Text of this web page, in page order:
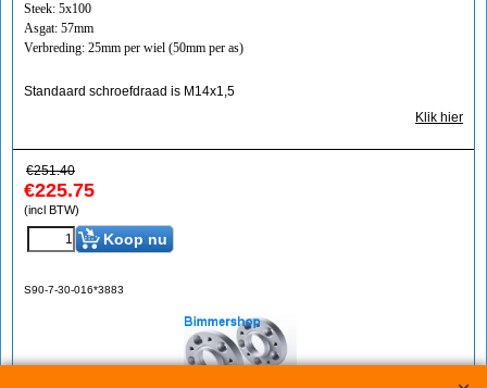
Steek: 5x100
Asgat: 57mm
Verbreding: 25mm per wiel (50mm per as)
Standaard schroefdraad is M14x1,5
Klik hier
€251.40
€225.75
(incl BTW)
Koop nu
S90-7-30-016*3883